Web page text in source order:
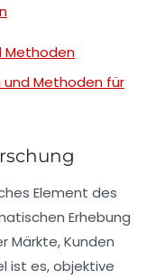
Methoden
und Methoden für
Element des
Erhebung
Märkte, Kunden
ist es, objektive